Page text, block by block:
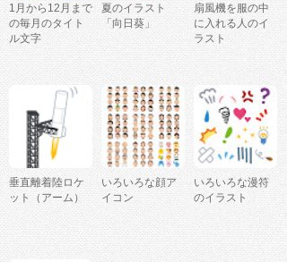
1月から12月まで
の毎月のタイト
ル文字
夏のイラスト
「向日葵」
扇風機を服の中
に入れる人のイ
ラスト
垂直離着陸ロケ
ット（アーム）
いろいろな顔ア
イコン
いろいろな漫符
のイラスト